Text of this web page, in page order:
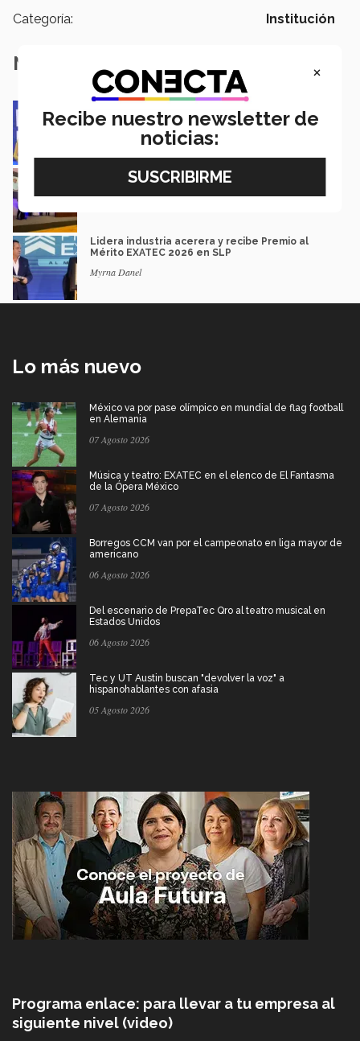
Categoría: Institución
Notas Relacionadas
Impacto y legado: Marcela Velasco, ganadora
del Premio Mérito EXATEC
Guillermo Solorio
Docencia con propósito: la historia de Debbie
Hernández
Lidera industria acerera y recibe Premio al
Mérito EXATEC 2026 en SLP
Myrna Danel
Lo más nuevo
México va por pase olímpico en mundial de flag football
en Alemania
07 Agosto 2026
Música y teatro: EXATEC en el elenco de El Fantasma
de la Ópera México
07 Agosto 2026
Borregos CCM van por el campeonato en liga mayor de
americano
06 Agosto 2026
Del escenario de PrepaTec Qro al teatro musical en
Estados Unidos
06 Agosto 2026
Tec y UT Austin buscan "devolver la voz" a
hispanohablantes con afasia
05 Agosto 2026
Programa enlace: para llevar a tu empresa al
siguiente nivel (video)
×
Recibe nuestro newsletter de
noticias: